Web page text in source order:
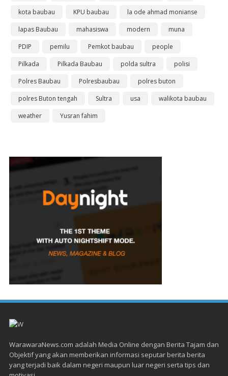
kota baubau
KPU baubau
la ode ahmad monianse
lapas Baubau
mahasiswa modern
muna
PDIP
pemilu Pemkot baubau
people
Pilkada
Pilkada Baubau polda sultra
polisi
Polres Baubau
Polresbaubau
polres buton
polres Buton tengah
Sultra usa
walikota baubau
weather
Yusran fahim
WarawaraNews.com adalah Media Online dengan Berita Tajam dan
Objektif yang akan memberikan informasi seputar berita berita
yang terjadi baik dalam negeri maupun luar negeri serta tips dan